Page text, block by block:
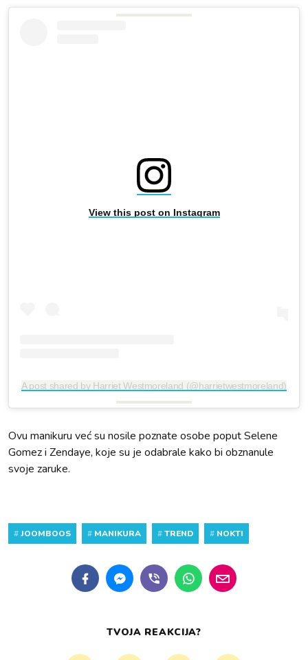
View this post on Instagram
A post shared by Harriet Westmoreland (@harrietwestmoreland)
Ovu manikuru već su nosile poznate osobe poput Selene
Gomez i Zendaye, koje su je odabrale kako bi obznanule
svoje zaruke.
#JOOMBOOS # MANIKURA #TREND # NOKTI
TVOJA REAKCIJA?